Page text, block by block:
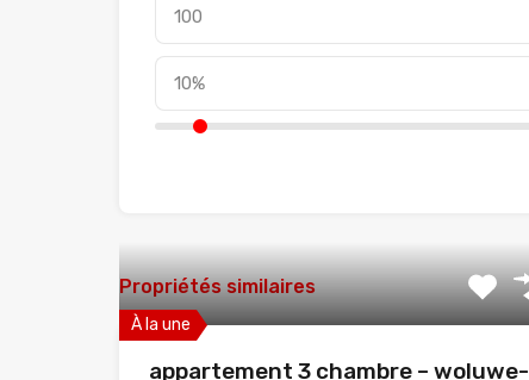
Propriétés similaires
À la une
appartement 3 chambre – woluwe-